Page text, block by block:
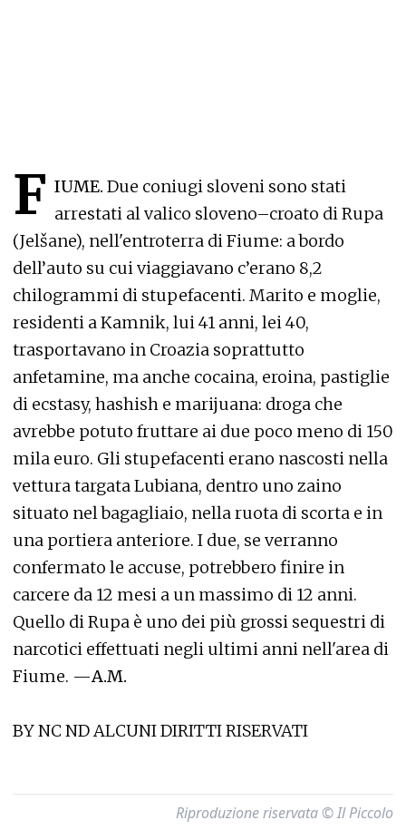
F IUME. Due coniugi sloveni sono stati
arrestati al valico sloveno–croato di Rupa
(Jelšane), nell'entroterra di Fiume: a bordo
dell’auto su cui viaggiavano c’erano 8,2
chilogrammi di stupefacenti. Marito e moglie,
residenti a Kamnik, lui 41 anni, lei 40,
trasportavano in Croazia soprattutto
anfetamine, ma anche cocaina, eroina, pastiglie
di ecstasy, hashish e marijuana: droga che
avrebbe potuto fruttare ai due poco meno di 150
mila euro. Gli stupefacenti erano nascosti nella
vettura targata Lubiana, dentro uno zaino
situato nel bagagliaio, nella ruota di scorta e in
una portiera anteriore. I due, se verranno
confermato le accuse, potrebbero finire in
carcere da 12 mesi a un massimo di 12 anni.
Quello di Rupa è uno dei più grossi sequestri di
narcotici effettuati negli ultimi anni nell'area di
Fiume. —A.M.
BY NC ND ALCUNI DIRITTI RISERVATI
Riproduzione riservata © Il Piccolo